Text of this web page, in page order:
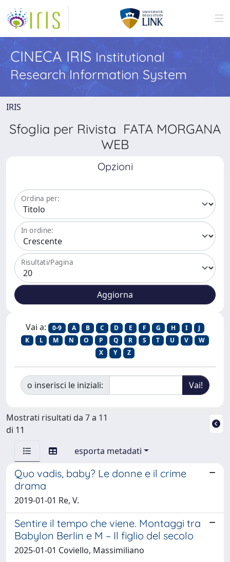
CINECA IRIS Institutional
Research Information System
IRIS
Sfoglia per Rivista FATA MORGANA
WEB
Opzioni
Ordina per:
In ordine:
Risultati/Pagina
Vai a: 0-9 A B C D E F G H I
J
K
L M N O P Q R S T U V
W
X
Y Z
o inserisci le iniziali:
Mostrati risultati da 7 a 11
di 11
esporta metadati
Quo vadis, baby? Le donne e il crime
drama
2019-01-01 Re, V.
Sentire il tempo che viene. Montaggi tra
Babylon Berlin e M – Il figlio del secolo
2025-01-01 Coviello, Massimiliano